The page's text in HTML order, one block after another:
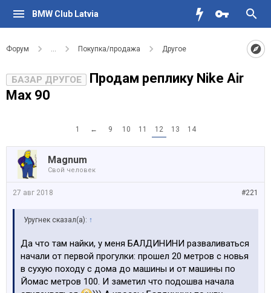
BMW Club Latvia
Форум ... Покупка/продажа Другое
БАЗАР ДРУГОЕ
Продам реплику Nike Air
Max 90
1 ← 9 10 11 12 13 14
Magnum
Свой человек
#221
27 авг 2018
Уругнек сказал(а): ↑
Да что там найки, у меня БАЛДИНИНИ разваливаться
начали от первой прогулки: прошел 20 метров с новья
в сухую походу с дома до машины и от машины по
Йомас метров 100. И заметил что подошва начала